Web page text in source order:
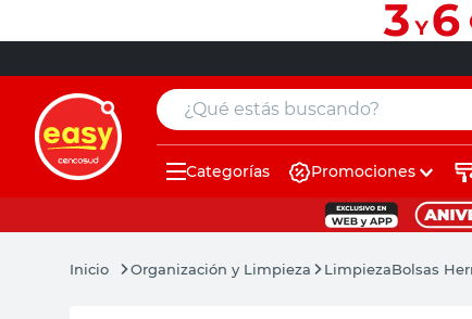
¿Qué estás buscando?
Categorías Promociones
Organización y Limpieza LimpiezaBolsas
muebles